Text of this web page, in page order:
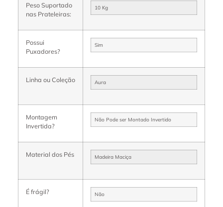
Peso Suportado
nas Prateleiras:
10 Kg
Possui
Puxadores?
Sim
Linha ou Coleção Aura
Montagem
Invertida?
Não Pode ser Montado Invertido
Material dos Pés Madeira Maciça
É frágil? Não